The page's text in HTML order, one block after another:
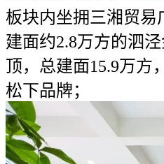
板块内坐拥三湘贸易
建面约2.8万方的泗
顶，总建面15.9万
松下品牌；